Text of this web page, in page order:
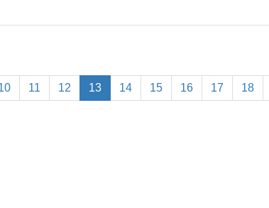
11 12 13(current)
14 15 16 17 18